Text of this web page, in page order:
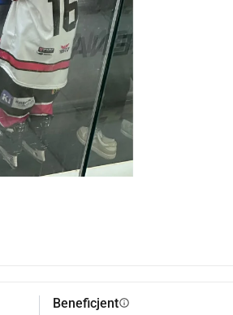
Beneficjentinfo